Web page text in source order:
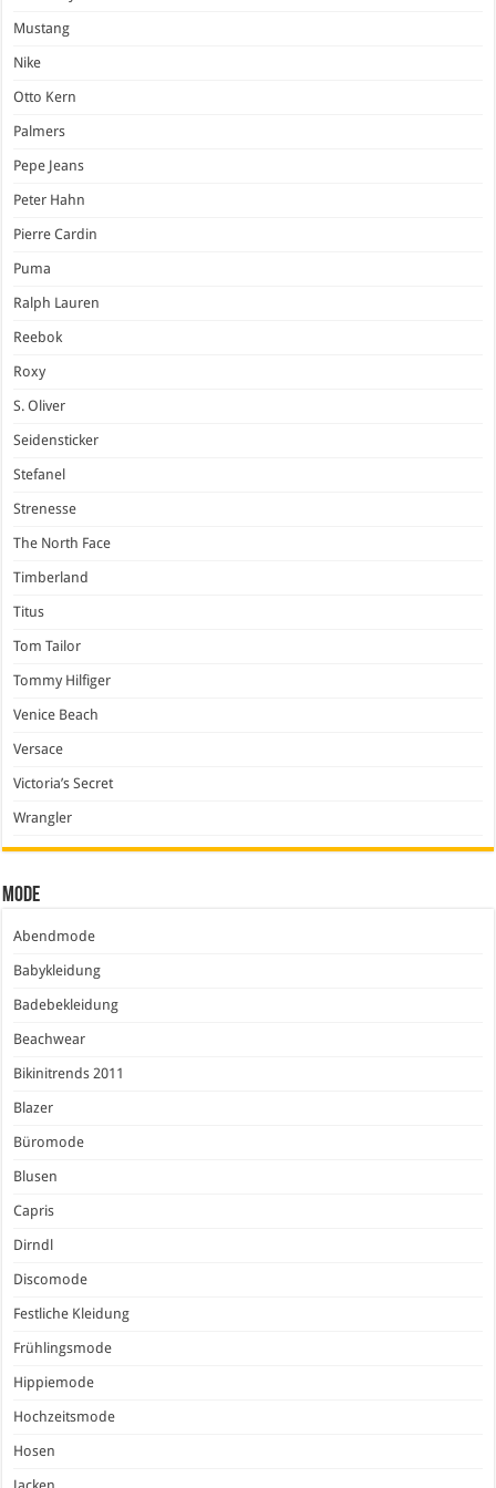
Mustang
Nike
Otto Kern
Palmers
Pepe Jeans
Peter Hahn
Pierre Cardin
Puma
Ralph Lauren
Reebok
Roxy
S. Oliver
Seidensticker
Stefanel
Strenesse
The North Face
Timberland
Titus
Tom Tailor
Tommy Hilfiger
Venice Beach
Versace
Victoria’s Secret
Wrangler
Mode
Abendmode
Babykleidung
Badebekleidung
Beachwear
Bikinitrends 2011
Blazer
Büromode
Blusen
Capris
Dirndl
Discomode
Festliche Kleidung
Frühlingsmode
Hippiemode
Hochzeitsmode
Hosen